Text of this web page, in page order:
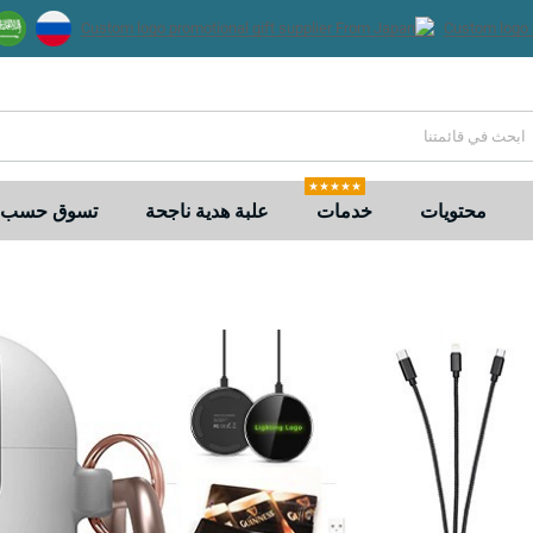
محتويات خدمات
★★★★★
علبة هدية ناجحة تسوق حسب